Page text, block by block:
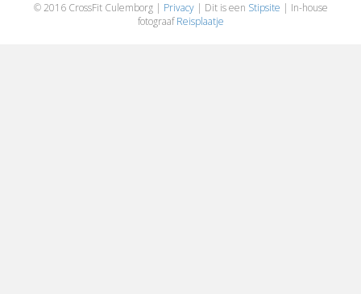
© 2016 CrossFit Culemborg | Privacy| Dit is een Stipsite | In-house
fotograafReisplaatje